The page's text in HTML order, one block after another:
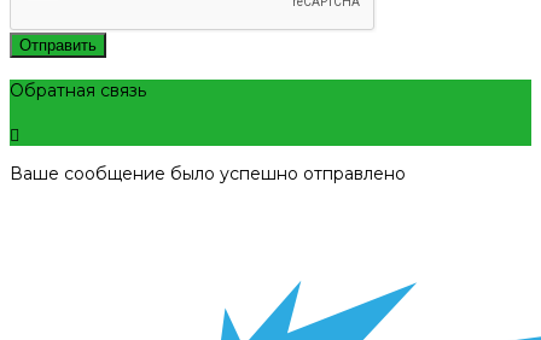
Отправить
Обратная связь
Ваше сообщение было успешно отправлено